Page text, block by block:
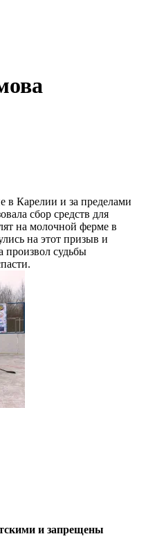
в Карелии и за пределами
сбор средств для
на молочной ферме в
на этот призыв и
судьбы
и запрещены